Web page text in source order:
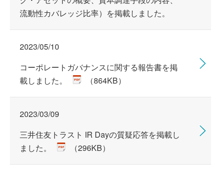
流動性カバレッジ比率）を掲載しました。
2023/05/10
コーポレートガバナンスに関する報告書を掲
載しました。
（864KB）
2023/03/09
三井住友トラスト IR Dayの質疑応答を掲載し
ました。
（296KB）